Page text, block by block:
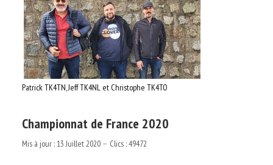
Patrick TK4TN, Jeff TK4NL et Christophe TK4TO
Championnat de France 2020
Mis à jour : 13 Juillet 2020 Clics : 49472